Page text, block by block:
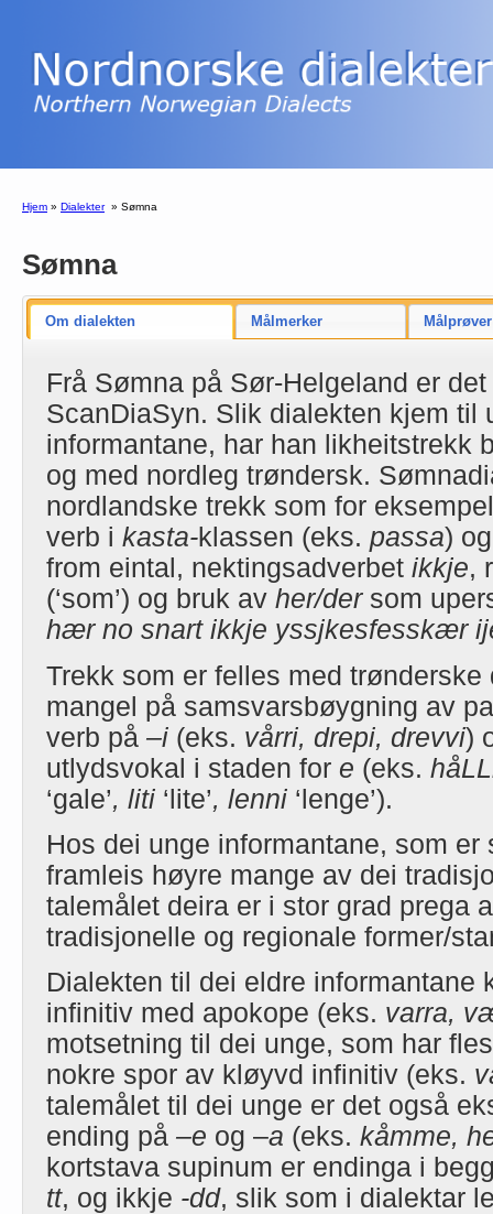
Hjem » Dialekter » Sømna
Sømna
Om dialekten Målmerker Målprøver
Frå Sømna på Sør-Helgeland er
ScanDiaSyn. Slik dialekten kjem til
informantane, har han likheitstrekk
og med nordleg trøndersk.
nordlandske trekk som for
verb ikasta-klassen (eks.passa)
from eintal, nektingsadverbetikkje,
(‘som’) og bruk avher/dersom
hær no snart ikkje yssjkesfesskær
Trekk som er felles med
mangel på samsvarsbøygning av
verb på–i (eks. vårri, drepi, drevvi)
utlydsvokal i staden fore (eks.
‘gale’, liti ‘lite’, lenni ‘lenge’).
Hos dei unge informantane, som
framleis høyre mange av dei
talemålet deira er i stor grad prega
tradisjonelle og regionale former/
Dialekten til dei eldre informantane
infinitiv med apokope (eks. varra,
motsetning til dei unge, som har
nokre spor av kløyvd infinitiv (eks.
talemålet til dei unge er det også
ending på–e og –a (eks.kåmme,
kortstava supinum er endinga i
tt, og ikkje -dd, slik som i dialektar